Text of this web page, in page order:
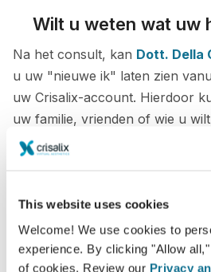
This website uses cookies
Welcome! We use cookies to
experience. By clicking "Allow
of cookies. Review our Privacy
Wilt u weten wat uw
Na het consult, kan Dott. Della
u uw "nieuwe ik" laten zien
uw Crisalix-account. Hierdoor
uw familie, vrienden of wie u
advies te krijgen.